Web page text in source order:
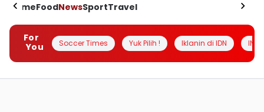
HomeFoodNewsSportTravel
For
You
Soccer Times Yuk Pilih ! Iklanin di IDN